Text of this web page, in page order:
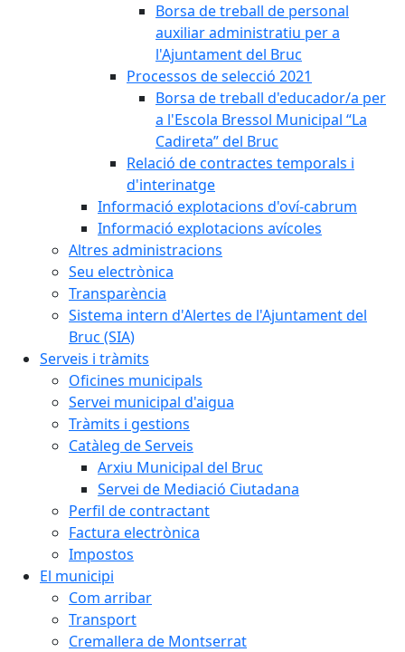
Borsa de treball de personal
auxiliar administratiu per a
l'Ajuntament del Bruc
Processos de selecció 2021
Borsa de treball d'educador/a per
a l'Escola Bressol Municipal “La
Cadireta” del Bruc
Relació de contractes temporals i
d'interinatge
Informació explotacions d'oví-cabrum
Informació explotacions avícoles
Altres administracions
Seu electrònica
Transparència
Sistema intern d'Alertes de l'Ajuntament del
Bruc (SIA)
Serveis i tràmits
Oficines municipals
Servei municipal d'aigua
Tràmits i gestions
Catàleg de Serveis
Arxiu Municipal del Bruc
Servei de Mediació Ciutadana
Perfil de contractant
Factura electrònica
Impostos
El municipi
Com arribar
Transport
Cremallera de Montserrat